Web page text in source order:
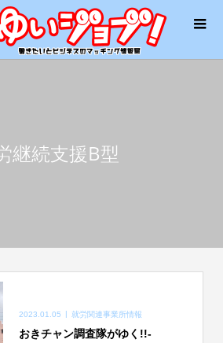
継続支援B型
2023.01.05 就労関連事業所情報
おきチャン調査隊がゆく!!-